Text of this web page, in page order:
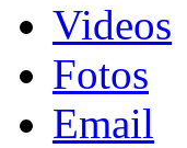
Videos
Fotos
Email